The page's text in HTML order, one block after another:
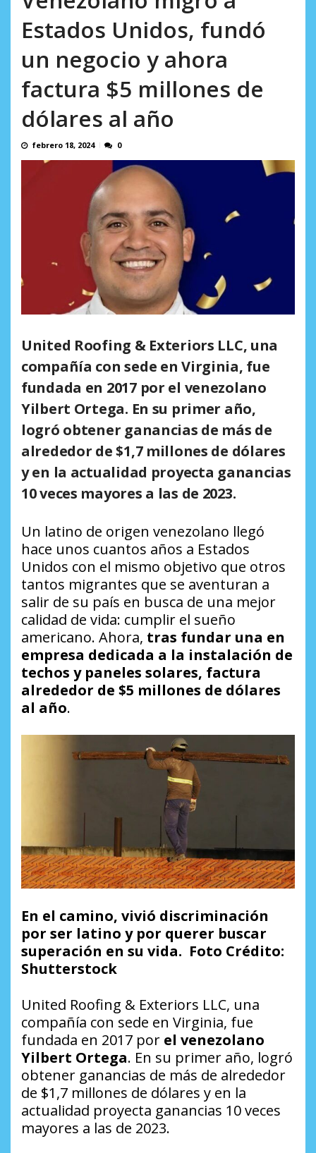
Estados Unidos, fundó
un negocio y ahora
factura $5 millones de
dólares al año
febrero 18, 2024 0
United Roofing & Exteriors LLC, una
compañía con sede en Virginia, fue
fundada en 2017 por el venezolano
Yilbert Ortega. En su primer año,
logró obtener ganancias de más de
alrededor de $1,7 millones de dólares
y en la actualidad proyecta ganancias
10 veces mayores a las de 2023.
Un latino de origen venezolano llegó
hace unos cuantos años a Estados
Unidos con el mismo objetivo que otros
tantos migrantes que se aventuran a
salir de su país en busca de una mejor
calidad de vida: cumplir el sueño
americano. Ahora, tras fundar una en
empresa dedicada a la instalación de
techos y paneles solares, factura
alrededor de $5 millones de dólares
al año.
En el camino, vivió discriminación
por ser latino y por querer buscar
superación en su vida. Foto Crédito:
Shutterstock
United Roofing & Exteriors LLC, una
compañía con sede en Virginia, fue
fundada en 2017 por el venezolano
Yilbert Ortega. En su primer año, logró
obtener ganancias de más de alrededor
de $1,7 millones de dólares y en la
actualidad proyecta ganancias 10 veces
mayores a las de 2023.